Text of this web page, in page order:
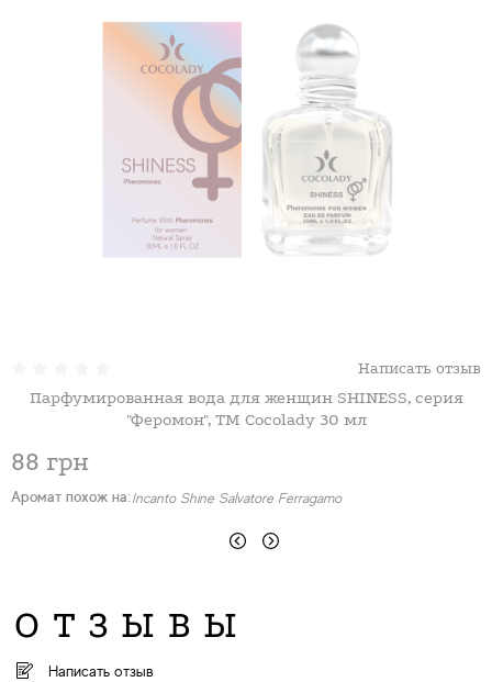
Написать отзыв
Парфумированная вода для женщин SHINESS, серия
"Феромон", ТМ Cocolady 30 мл
88 грн
Аромат похож на: Incanto Shine Salvatore Ferragamo
ОТЗЫВЫ
Написать отзыв